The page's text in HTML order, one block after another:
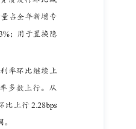
、 总 体 发 行 情 况 （一）发行规
亿元，环比减少1257亿元，同比
债发行环比、同比减少，再融资债
少735亿元和6148亿元；新增一般债
亿元、同比增加2356亿元。1-9月
度慢于去年同期的92.3%；新增一
9月，共有4个省份和计划单列市发
2025年度置换额度或未用完，余额
方政府债务结存限额中安排5000亿